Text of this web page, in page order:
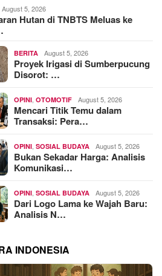
August 5, 2026
Hutan di TNBTS Meluas ke
BERITA August 5, 2026
Proyek Irigasi di Sumberpucung
Disorot: …
OPINI ,OTOMOTIF August 5, 2026
Mencari Titik Temu dalam
Transaksi: Pera…
OPINI ,SOSIAL BUDAYA August 5, 2026
Bukan Sekadar Harga: Analisis
Komunikasi…
OPINI ,SOSIAL BUDAYA August 5, 2026
Dari Logo Lama ke Wajah Baru:
Analisis N…
INDONESIA